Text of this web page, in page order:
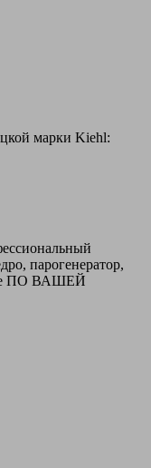
марки Kiehl:
парогенератор,
ПО ВАШЕЙ